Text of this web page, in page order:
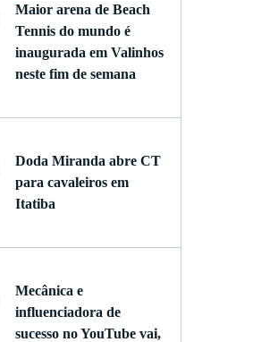
Maior arena de Beach
Tennis do mundo é
inaugurada em Valinhos
neste fim de semana
Doda Miranda abre CT
para cavaleiros em
Itatiba
Mecânica e
influenciadora de
sucesso no YouTube vai,